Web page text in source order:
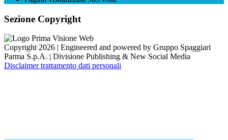
Sezione Copyright
Copyright 2026 | Engineered and powered by Gruppo Spaggiari
Parma S.p.A. | Divisione Publishing & New Social Media
Disclaimer trattamento dati personali